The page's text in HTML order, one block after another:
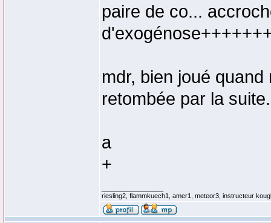
paire de co...
mdr, bien joué
retombée par la
a
+
riesling2, flammkuech1, amer1, meteor3, instructeur